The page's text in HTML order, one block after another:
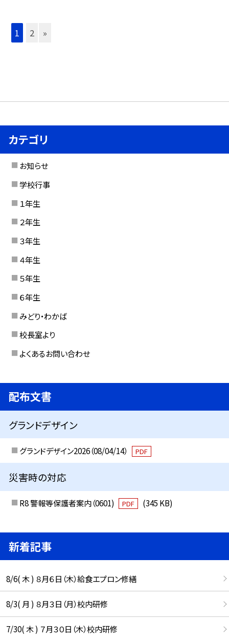
1 2 »
カテゴリ
お知らせ
学校行事
１年生
２年生
３年生
４年生
５年生
６年生
みどり・わかば
校長室より
よくあるお問い合わせ
配布文書
グランドデザイン
グランドデザイン2026（08/04/14） PDF
災害時の対応
R8 警報等保護者案内（0601) PDF (345 KB)
新着記事
8/6( 木 ) ８月６日（木）給食エプロン修繕
8/3( 月 ) ８月３日（月）校内研修
7/30( 木 ) ７月３０日（木）校内研修